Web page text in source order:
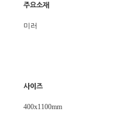
주요소재
미러
사이즈
400x1100mm